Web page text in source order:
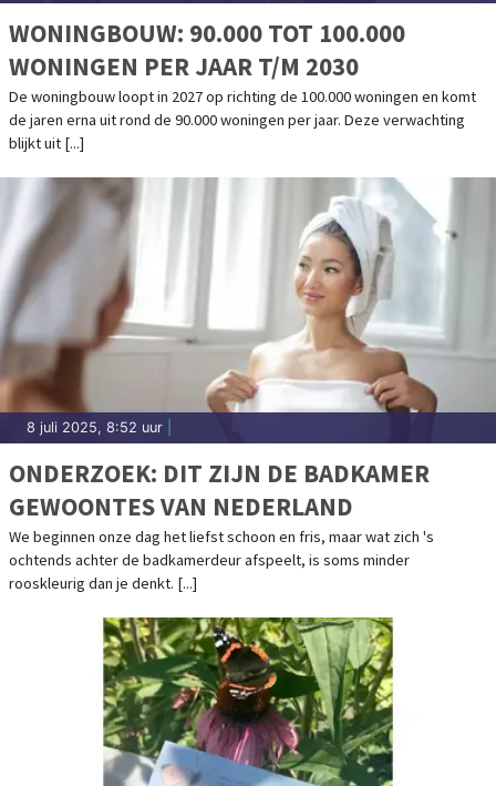
WONINGBOUW: 90.000 TOT 100.000
WONINGEN PER JAAR T/M 2030
De woningbouw loopt in 2027 op richting de 100.000 woningen en komt
de jaren erna uit rond de 90.000 woningen per jaar. Deze verwachting
blijkt uit [...]
8 juli 2025, 8:52 uur
ONDERZOEK: DIT ZIJN DE BADKAMER
GEWOONTES VAN NEDERLAND
We beginnen onze dag het liefst schoon en fris, maar wat zich 's
ochtends achter de badkamerdeur afspeelt, is soms minder
rooskleurig dan je denkt. [...]